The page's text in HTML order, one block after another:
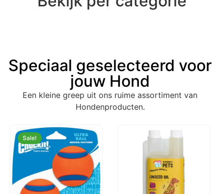
Speciaal geselecteerd voor
jouw Hond
Een kleine greep uit ons ruime assortiment van
Hondenproducten.
Sale!